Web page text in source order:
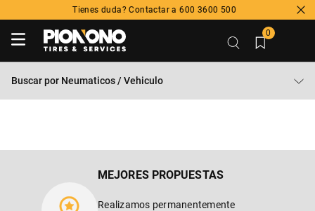
Tienes duda? Contactar a 600 3600 500
0
Buscar por Neumaticos / Vehiculo
MEJORES PROPUESTAS
Realizamos permanentemente